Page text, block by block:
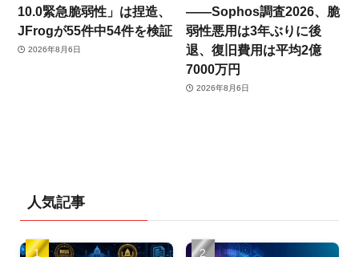
10.0緊急脆弱性」は捏造、
JFrogが55件中54件を検証
2026年8月6日
——Sophos調査2026、脆
弱性悪用は3年ぶりに後
退、復旧費用は平均2億
7000万円
2026年8月6日
人気記事